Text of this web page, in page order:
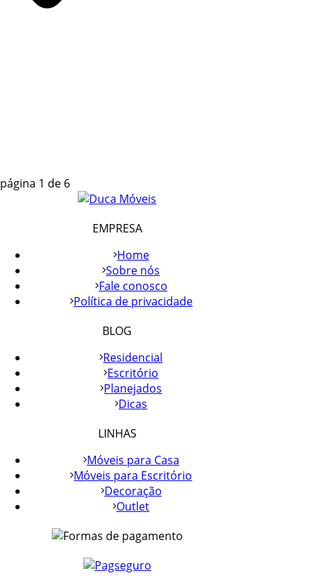
página 1 de 6
EMPRESA
Home
Sobre nós
Fale conosco
Política de privacidade
BLOG
Residencial
Escritório
Planejados
Dicas
LINHAS
Móveis para Casa
Móveis para Escritório
Decoração
Outlet
Chat WhatsApp
Por favor, preencha os campos abaixo para